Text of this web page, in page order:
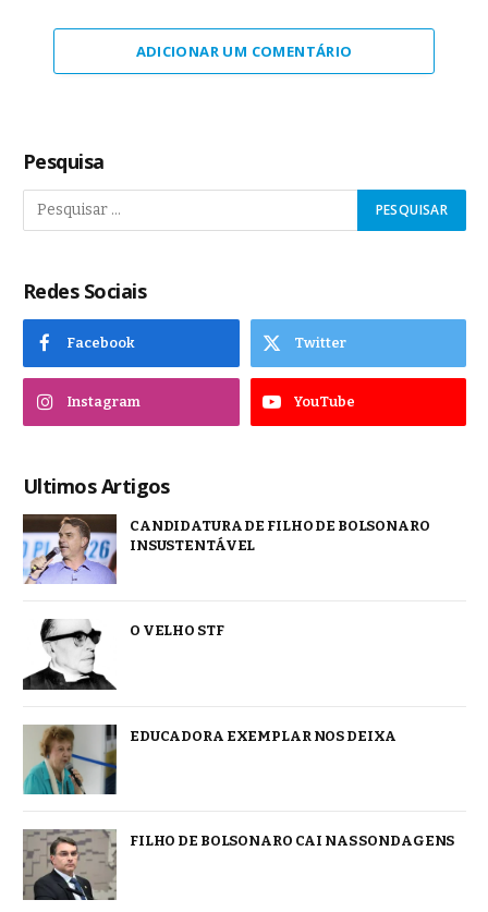
ADICIONAR UM COMENTÁRIO
Pesquisa
Redes Sociais
Facebook Twitter
Instagram YouTube
Ultimos Artigos
CANDIDATURA DE FILHO DE BOLSONARO
INSUSTENTÁVEL
O VELHO STF
EDUCADORA EXEMPLAR NOS DEIXA
FILHO DE BOLSONARO CAI NAS SONDAGENS